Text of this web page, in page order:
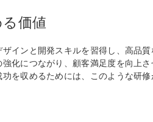
価値
インと開発スキルを習得し、高品
化につながり、顧客満足度を向上
を収めるためには、このような研修